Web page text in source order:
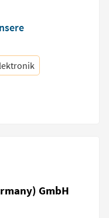
GmbH